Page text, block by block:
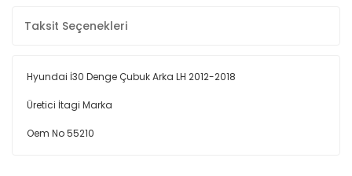
Taksit Seçenekleri
Hyundai İ30 Denge Çubuk Arka LH 2012-2018
Üretici İtagi Marka
Oem No 55210